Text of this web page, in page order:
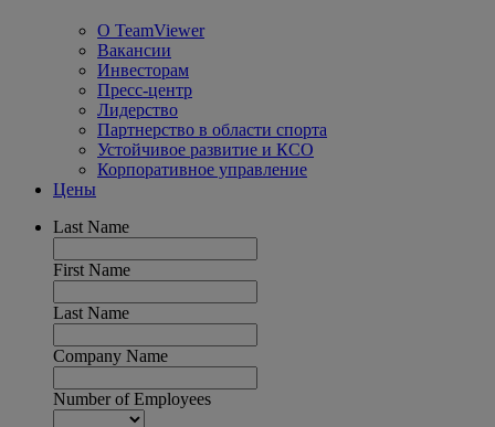
О TeamViewer
Вакансии
Инвесторам
Пресс-центр
Лидерство
Партнерство в области спорта
Устойчивое развитие и КСО
Корпоративное управление
Цены
Last Name
First Name
Last Name
Company Name
Number of Employees